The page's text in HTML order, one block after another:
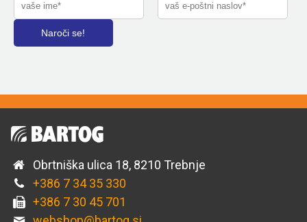
Obrtniška ulica 18, 8210 Trebnje
+386 7 34 35 330
+386 7 30 45 701